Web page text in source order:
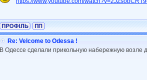
Re: Velcome to Odessa !
В Одессе сделали прикольную набережную возле